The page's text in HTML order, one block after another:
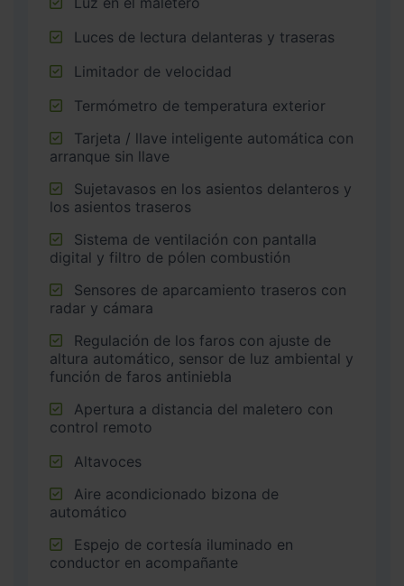
Luces de lectura delanteras y traseras
Limitador de velocidad
Termómetro de temperatura exterior
arranque sin llave
los asientos traseros
digital y filtro de pólen combustión
radar y cámara
altura automático, sensor de luz ambiental y
función de faros antiniebla
control remoto
Altavoces
automático
conductor en acompañante